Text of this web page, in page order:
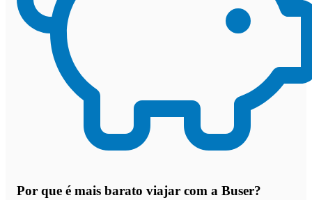
Por que é mais barato viajar com a Buser?